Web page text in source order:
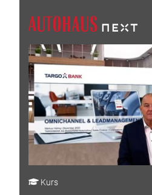
Kurs